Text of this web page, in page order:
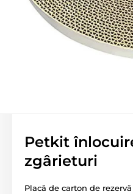
Petkit
zgârieturi
Placă de carton de